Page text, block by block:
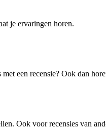
je ervaringen horen.
een recensie? Ook dan
Ook voor recensies van